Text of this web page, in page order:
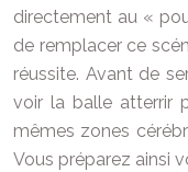
directement au «
de remplacer ce
réussite. Avant de
voir la balle atterrir
mêmes zones
Vous préparez ainsi